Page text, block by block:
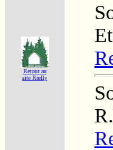
Retour au
site Rœlly